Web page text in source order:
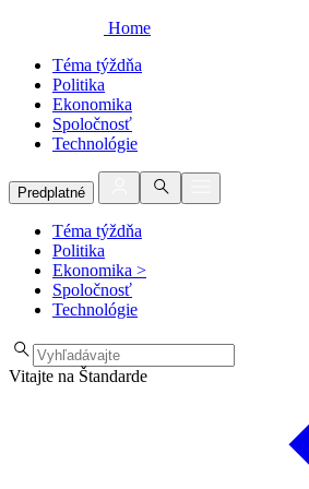
Home
Téma týždňa
Politika
Ekonomika
Spoločnosť
Technológie
Predplatné
Téma týždňa
Politika
Ekonomika >
Spoločnosť
Technológie
Vitajte na Štandarde